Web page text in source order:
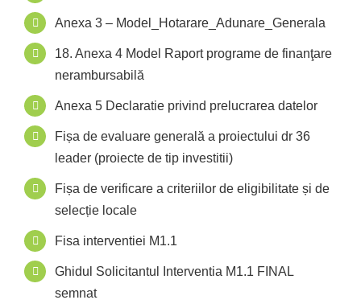
Anexa 3 – Model_Hotarare_Adunare_Generala
18. Anexa 4 Model Raport programe de finanţare
nerambursabilă
Anexa 5 Declaratie privind prelucrarea datelor
Fișa de evaluare generală a proiectului dr 36
leader (proiecte de tip investitii)
Fișa de verificare a criteriilor de eligibilitate și de
selecție locale
Fisa interventiei M1.1
Ghidul Solicitantul Interventia M1.1 FINAL
semnat